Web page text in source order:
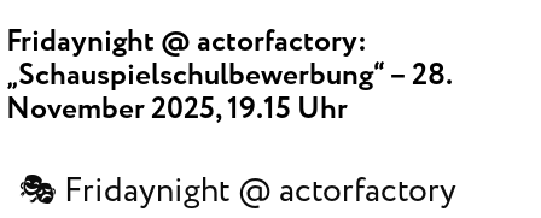
Fridaynight @ actorfactory:
„Schauspielschulbewerbung“ – 28.
November 2025, 19.15 Uhr
🎭 Fridaynight @ actorfactory